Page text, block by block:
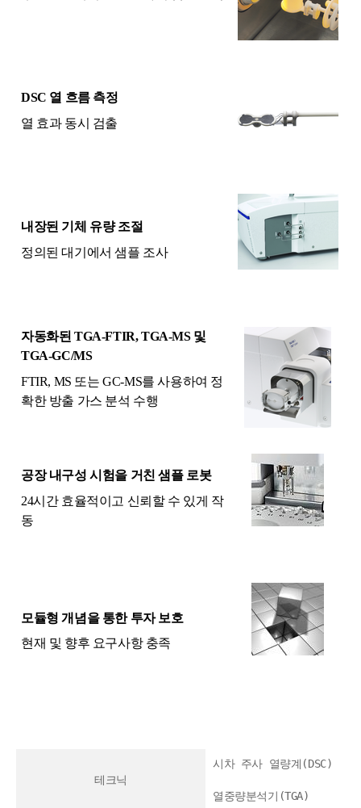
DSC 열 흐름 측정
열 효과 동시 검출
내장된 기체 유량 조절
정의된 대기에서 샘플 조사
자동화된 TGA-FTIR, TGA-MS 및
TGA-GC/MS
FTIR, MS 또는 GC-MS를 사용하여 정
확한 방출 가스 분석 수행
공장 내구성 시험을 거친 샘플 로봇
24시간 효율적이고 신뢰할 수 있게 작
동
모듈형 개념을 통한 투자 보호
현재 및 향후 요구사항 충족
테크닉
시차 주사 열량계(DSC)
열중량분석기(TGA)